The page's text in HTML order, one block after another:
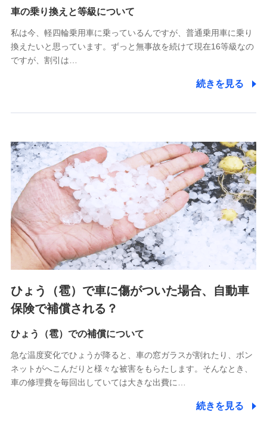
(https://www.tokiomarine-x.co.jp/)
(https://pshoken.co.jp/)
リトルファミリー少額短期保険株式会社
(https://www.littlefamily-ssi.com/)
郵便、電話、およびＥメール等により、当社と取引のあるも
た維持管理等の委託業務遂行のため、またそれらに付帯、関
連する当社および提携会社のサービスを案内、提供するため
（なお、当社は複数の保険会社と取引があり、取得した個人
情報を取引のある他の保険会社の商品・サービスをご提案す
るために利用させていただくことがあります。）
上記に係る連絡・手続き・管理等付帯業務を行うため
3.セミナー募集サイトから取得した個人情報
各種セミナーの案内、開催のため
上記に係る連絡・手続き・管理等付帯業務を行うため
4.家族・友達紹介にて取得した個人情報
被紹介者への連絡、及び当社と取引のあるもしくは委託を受
けている保険会社・提携会社の保険その他に関する情報を提
供し、金融商品等の契約を勧奨するため
アンケートやキャンペーン等の実施のため
上記に係る連絡・手続き・管理等付帯業務を行うため
5.通話録音にて取得する情報
車の乗り換えと等級について
私は今、軽四輪乗用車に乗っているんですが、普通乗用車に乗り
換えたいと思っています。ずっと無事故を続けて現在16等級なの
ですが、割引は…
続きを見る
ひょう（雹）で車に傷がついた場合、自動車
保険で補償される？
ひょう（雹）での補償について
急な温度変化でひょうが降ると、車の窓ガラスが割れたり、ボン
ネットがへこんだりと様々な被害をもらたします。そんなとき、
車の修理費を毎回出していては大きな出費に…
続きを見る